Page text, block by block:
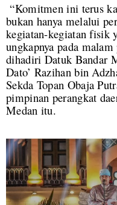
“Komitmen ini terus
bukan hanya melalui
kegiatan-kegiatan fisik
ungkapnya pada
dihadiri Datuk Bandar
Dato’ Razihan bin
Sekda Topan Obaja
pimpinan perangkat
Medan itu.